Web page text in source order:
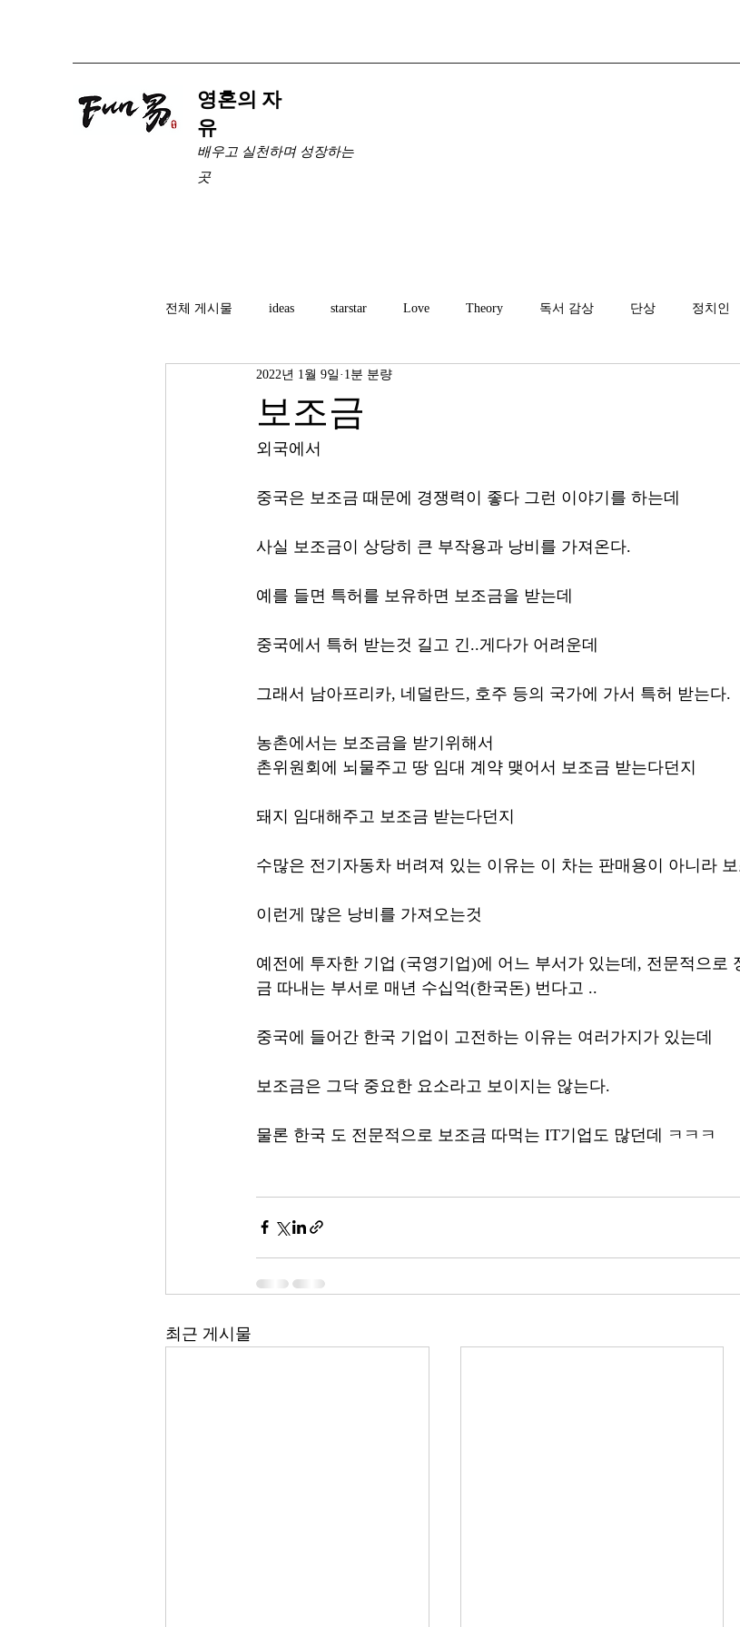
​영혼의 자
유
배우고 실천하며 성장하는
곳
전체 게시물 ideas starstar Love Theory 독서 감상 단상 정치인
보조금
2022년 1월 9일 1분 분량
외국에서
중국은 보조금 때문에 경쟁력이 좋다 그런 이야기를 하는데
사실 보조금이 상당히 큰 부작용과 낭비를 가져온다.
예를 들면 특허를 보유하면 보조금을 받는데
중국에서 특허 받는것 길고 긴..게다가 어려운데
그래서 남아프리카, 네덜란드, 호주 등의 국가에 가서 특허 받는다.
농촌에서는 보조금을 받기위해서
촌위원회에 뇌물주고 땅 임대 계약 맺어서 보조금 받는다던지
돼지 임대해주고 보조금 받는다던지
수많은 전기자동차 버려져 있는 이유는 이 차는 판매용이 아니라
이런게 많은 낭비를 가져오는것
예전에 투자한 기업 (국영기업)에 어느 부서가 있는데, 전문적으로
금 따내는 부서로 매년 수십억(한국돈) 번다고 ..
중국에 들어간 한국 기업이 고전하는 이유는 여러가지가 있는데
보조금은 그닥 중요한 요소라고 보이지는 않는다.
물론 한국 도 전문적으로 보조금 따먹는 IT기업도 많던데 ㅋㅋㅋ
최근 게시물